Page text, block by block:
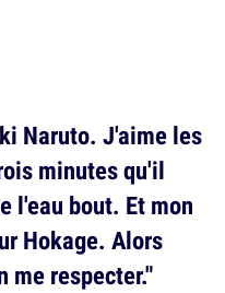
Naruto. J'aime les
minutes qu'il
l'eau bout. Et mon
Hokage. Alors
me respecter."